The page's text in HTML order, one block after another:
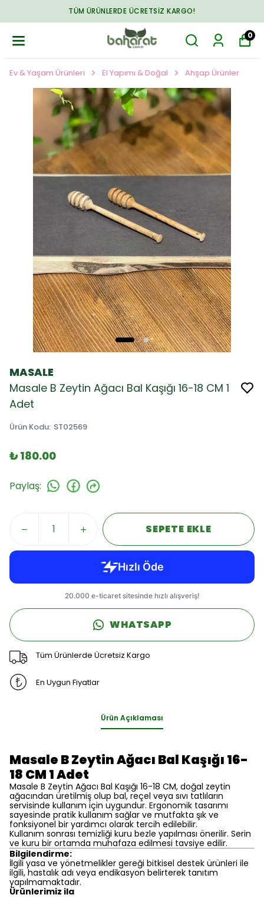
TÜM ÜRÜNLERDE ÜCRETSIZ KARGO!
0
Ev & Yaşam Ürünleri El Yapımı & Doğal Ahşap Ürünler
MASALE
Masale B Zeytin Ağacı Bal Kaşığı 16-18 CM 1
Adet
Ürün Kodu: ST02569
₺ 180.00
Paylaş:
SEPETE EKLE
WHATSAPP
Tüm Ürünlerde Ücretsiz Kargo
En Uygun Fiyatlar
Ürün Açıklaması
Masale B Zeytin Ağacı Bal Kaşığı 16-
18 CM 1 Adet
Masale B Zeytin Ağacı Bal Kaşığı 16-18 CM, doğal zeytin
ağacından üretilmiş olup bal, reçel veya sıvı tatlıların
servisinde kullanım için uygundur. Ergonomik tasarımı
sayesinde pratik kullanım sağlar ve mutfakta şık ve
fonksiyonel bir yardımcı olarak tercih edilebilir.
Kullanım sonrası temizliği kuru bezle yapılması önerilir. Serin
ve kuru bir ortamda muhafaza edilmesi tavsiye edilir.
Bilgilendirme:
İlgili yasa ve yönetmelikler gereği bitkisel destek ürünleri ile
ilgili, hastalık adı veya endikasyon belirterek tanıtım
yapılmamaktadır.
Ürünlerimiz ila